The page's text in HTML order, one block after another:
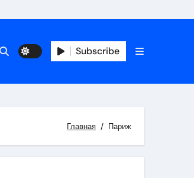
и патентного права
Subscribe
Главная Париж